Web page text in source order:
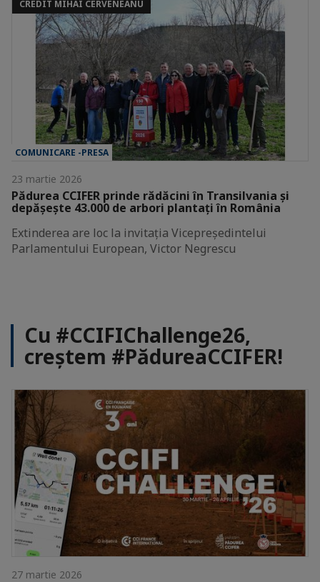
CREDIT MIHAI CERVENEANU
COMUNICARE -PRESA
23 martie 2026
Pădurea CCIFER prinde rădăcini în Transilvania și
depășește 43.000 de arbori plantați în România
Extinderea are loc la invitația Vicepreședintelui
Parlamentului European, Victor Negrescu
Cu #CCIFIChallenge26,
creștem #PădureaCCIFER!
27 martie 2026